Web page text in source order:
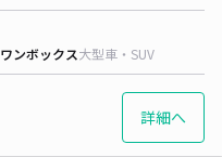
ワンボックス大型車・SUV
詳細へ